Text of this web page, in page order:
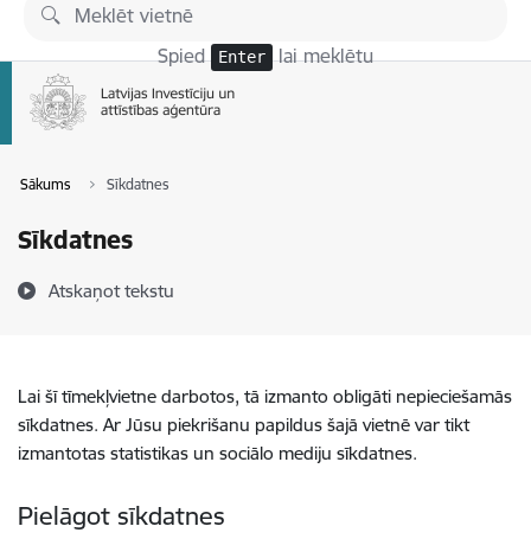
Pāriet uz lapas saturu
Spied Enter lai meklētu
Sākums Sīkdatnes
Sīkdatnes
Atskaņot tekstu
Lai šī tīmekļvietne darbotos, tā izmanto obligāti nepieciešamās
sīkdatnes. Ar Jūsu piekrišanu papildus šajā vietnē var tikt
izmantotas statistikas un sociālo mediju sīkdatnes.
Pielāgot sīkdatnes